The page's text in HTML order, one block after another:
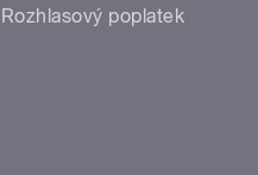
Rozhlasový poplatek